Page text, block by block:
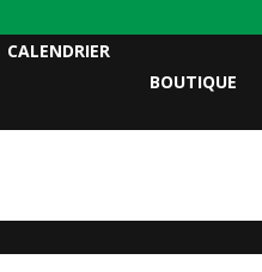
CALENDRIER
BOUTIQUE